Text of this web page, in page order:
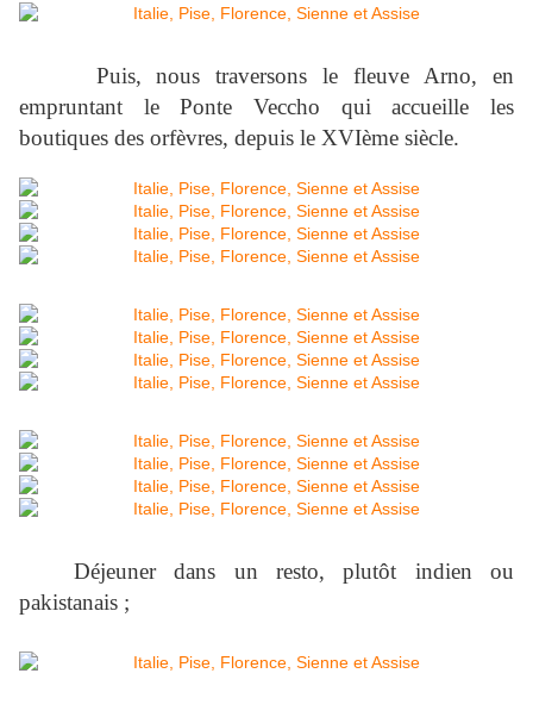
Puis, nous traversons le fleuve Arno, en
empruntant le Ponte Veccho qui accueille les
boutiques des orfèvres, depuis le XVIème siècle.
Déjeuner dans un resto, plutôt indien ou
pakistanais ;